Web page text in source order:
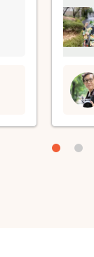
細か
臨む
ラブ
なり
方が
朝は
まし
場所
しき
です